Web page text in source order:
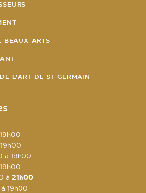
BEAUX-ARTS
L'ART DE ST GERMAIN
à 19h00
à 21h00
19h00